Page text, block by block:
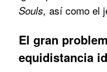
Souls, así como el
El gran
equidistancia